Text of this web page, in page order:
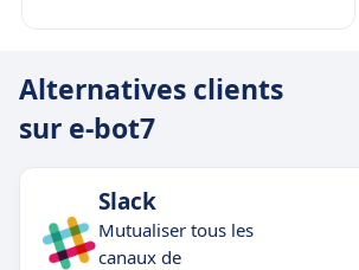
Alternatives clients
sur e-bot7
Slack
Mutualiser tous les
canaux de